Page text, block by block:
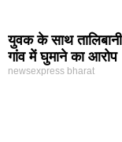
युवक के साथ
गांव में घुमाने का आरोप
newsexpress bharat